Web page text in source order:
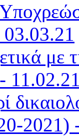
με
2021)